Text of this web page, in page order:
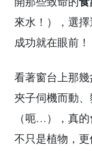
來水！），選
成功就在眼前！
看著窗台上那
夾子伺機而動
（呃…），真
不只是植物，